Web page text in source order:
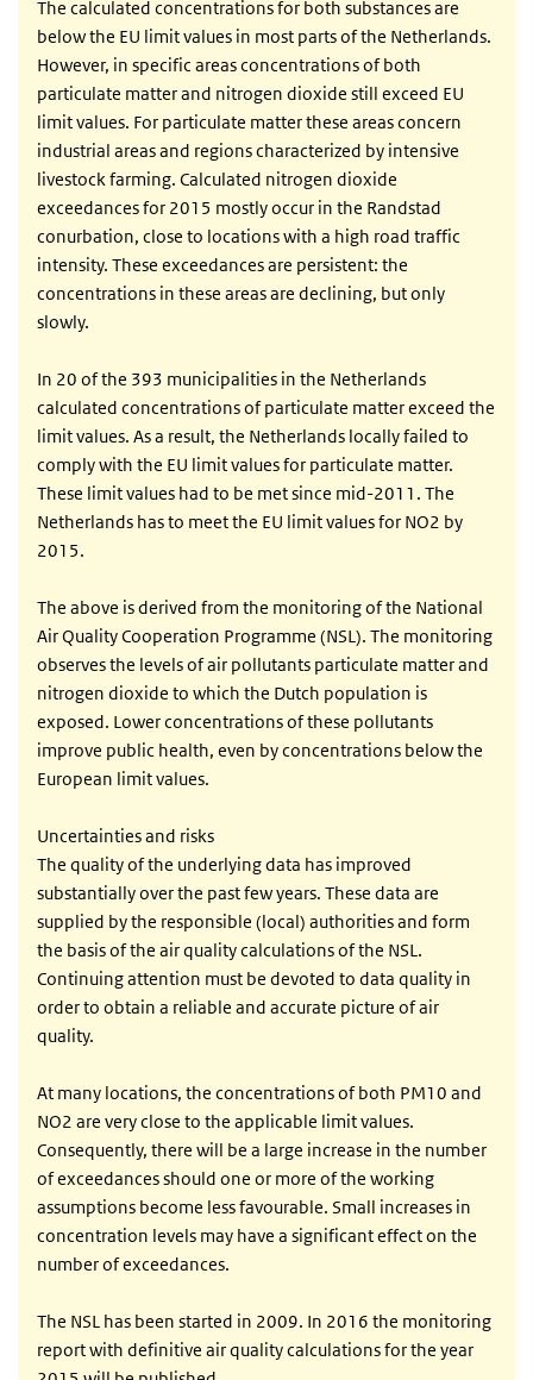
The calculated concentrations for both substances are
below the EU limit values in most parts of the Netherlands.
However, in specific areas concentrations of both
particulate matter and nitrogen dioxide still exceed EU
limit values. For particulate matter these areas concern
industrial areas and regions characterized by intensive
livestock farming. Calculated nitrogen dioxide
exceedances for 2015 mostly occur in the Randstad
conurbation, close to locations with a high road traffic
intensity. These exceedances are persistent: the
concentrations in these areas are declining, but only
slowly.
In 20 of the 393 municipalities in the Netherlands
calculated concentrations of particulate matter exceed the
limit values. As a result, the Netherlands locally failed to
comply with the EU limit values for particulate matter.
These limit values had to be met since mid-2011. The
Netherlands has to meet the EU limit values for NO2 by
2015.
The above is derived from the monitoring of the National
Air Quality Cooperation Programme (NSL). The monitoring
observes the levels of air pollutants particulate matter and
nitrogen dioxide to which the Dutch population is
exposed. Lower concentrations of these pollutants
improve public health, even by concentrations below the
European limit values.
Uncertainties and risks
The quality of the underlying data has improved
substantially over the past few years. These data are
supplied by the responsible (local) authorities and form
the basis of the air quality calculations of the NSL.
Continuing attention must be devoted to data quality in
order to obtain a reliable and accurate picture of air
quality.
At many locations, the concentrations of both PM10 and
NO2 are very close to the applicable limit values.
Consequently, there will be a large increase in the number
of exceedances should one or more of the working
assumptions become less favourable. Small increases in
concentration levels may have a significant effect on the
number of exceedances.
The NSL has been started in 2009. In 2016 the monitoring
report with definitive air quality calculations for the year